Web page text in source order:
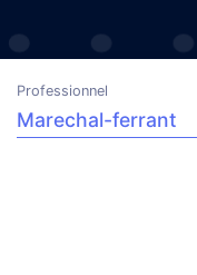
Professionnel